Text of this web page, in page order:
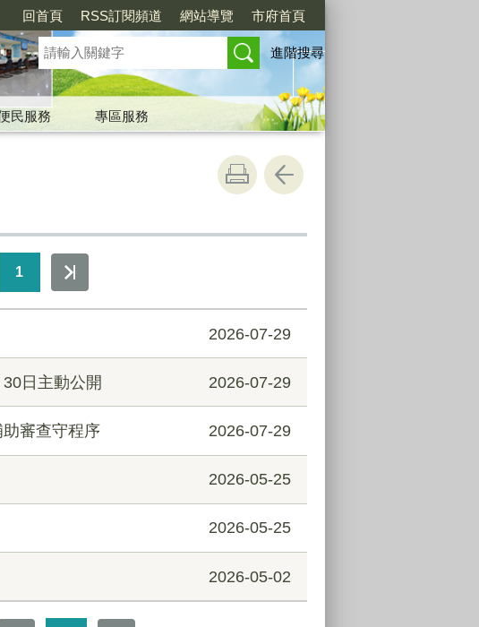
回首頁 RSS訂閱頻道 網站導覽 市府首頁
進階搜尋
民服務
專區服務
1
2026-07-29
日主動公開 2026-07-29
審查守程序 2026-07-29
2026-05-25
2026-05-25
2026-05-02